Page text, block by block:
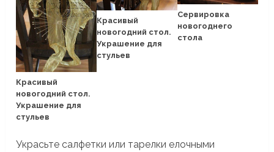
Красивый
новогодний стол.
Украшение для
стульев
Красивый
новогодний стол.
Украшение для
стульев
Сервировка
новогоднего
стола
Украсьте салфетки или тарелки елочными